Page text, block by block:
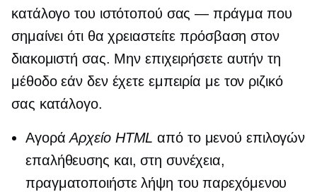
κατάλογο του ιστότοπού σας — πράγμα που
σημαίνει ότι θα χρειαστείτε πρόσβαση στον
διακομιστή σας. Μην επιχειρήσετε αυτήν τη
μέθοδο εάν δεν έχετε εμπειρία με τον ριζικό
σας κατάλογο.
ΑγοράΑρχείο HTML από το μενού επιλογών
επαλήθευσης και, στη συνέχεια,
πραγματοποιήστε λήψη του παρεχόμενου